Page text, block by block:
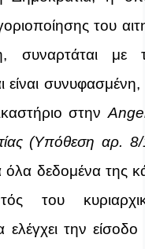
του
συναρτάται με
στην
(Υπόθεση αρ.
όλα δεδομένα της
του
την είσοδο